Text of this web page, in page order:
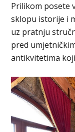
Prilikom posete
sklopu istorije i
uz pratnju
pred
antikvitetima